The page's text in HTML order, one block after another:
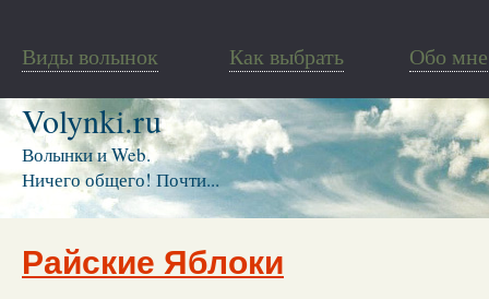
Виды волынок Как выбрать Обо мне
Volynki.ru
Волынки и Web.
Ничего общего! Почти...
Райские Яблоки